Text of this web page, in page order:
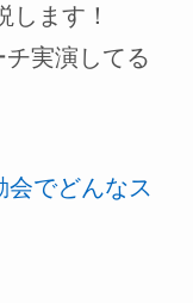
します！
実演してる
会でどんなス